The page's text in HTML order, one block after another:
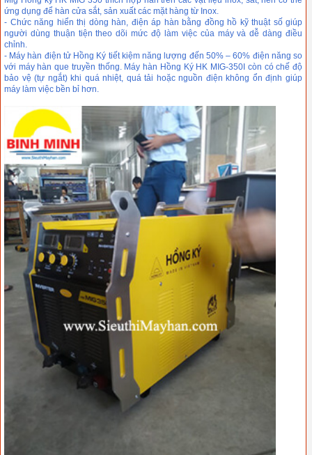
ứng dụng để hàn cửa sắt, sản xuất các mặt hàng từ Inox.
- Chức năng hiển thị dòng hàn, điện áp hàn bằng đồng hồ kỹ thuật số giúp
người dùng thuận tiện theo dõi mức độ làm việc của máy và dễ dàng điều
chỉnh.
- Máy hàn điện tử Hồng Ký tiết kiệm năng lượng đến 50% – 60% điện năng so
với máy hàn que truyền thống. Máy hàn Hồng Ký HK MIG-350I còn có chế độ
bảo vệ (tự ngắt) khi quá nhiệt, quá tải hoặc nguồn điện không ổn định giúp
máy làm việc bền bỉ hơn.